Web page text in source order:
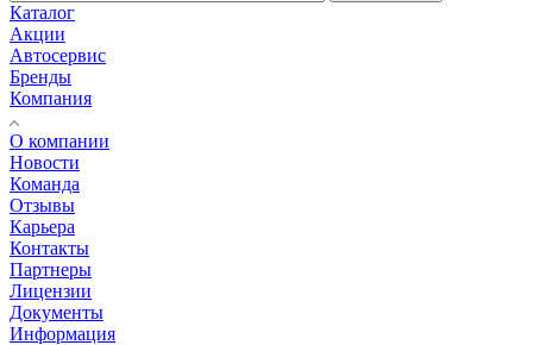
Каталог
Акции
Автосервис
Бренды
Компания
О компании
Новости
Команда
Отзывы
Карьера
Контакты
Партнеры
Лицензии
Документы
Информация